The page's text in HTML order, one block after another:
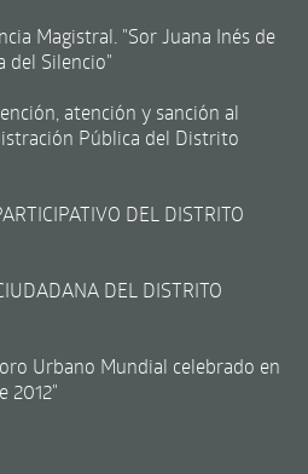
Magistral. "Sor Juana Inés de
del Silencio"
atención y sanción al
Pública del Distrito
DEL DISTRITO
DEL DISTRITO
Urbano Mundial celebrado en
2012"